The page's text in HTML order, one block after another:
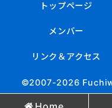
トップページ
メンバー
リンク＆アクセス
©2007-2026